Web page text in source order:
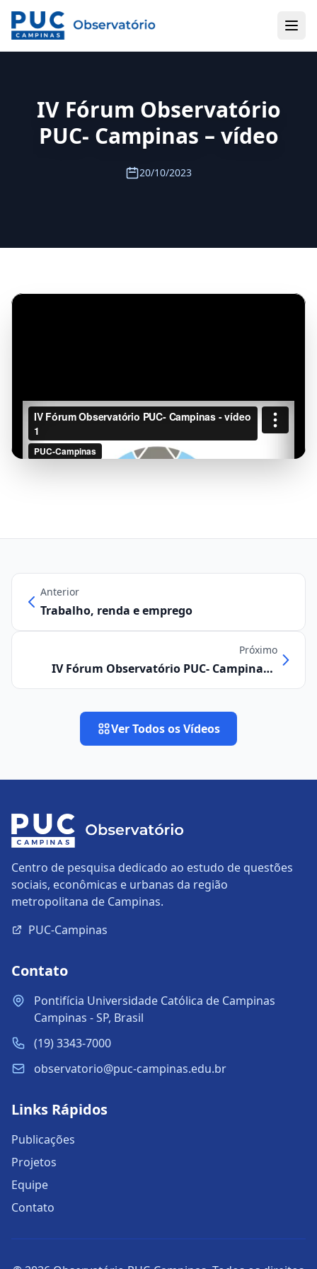
IV Fórum Observatório
PUC- Campinas – vídeo
20/10/2023
Anterior
Trabalho, renda e emprego
Próximo
IV Fórum Observatório PUC- Campinas –
vídeo
Ver Todos os Vídeos
Centro de pesquisa dedicado ao estudo de questões
sociais, econômicas e urbanas da região
metropolitana de Campinas.
PUC-Campinas
Contato
Pontifícia Universidade Católica de Campinas
Campinas - SP, Brasil
(19) 3343-7000
observatorio@puc-campinas.edu.br
Links Rápidos
Publicações
Projetos
Equipe
Contato